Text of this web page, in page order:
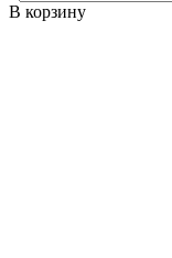
В корзину